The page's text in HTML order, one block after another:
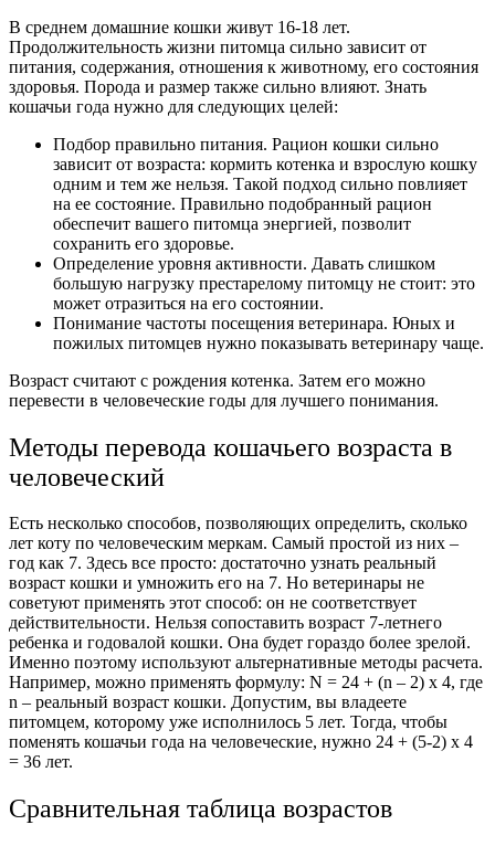
В среднем домашние кошки живут 16-18 лет.
Продолжительность жизни питомца сильно зависит от
питания, содержания, отношения к животному, его состояния
здоровья. Порода и размер также сильно влияют. Знать
кошачьи года нужно для следующих целей:
Подбор правильно питания. Рацион кошки сильно
зависит от возраста: кормить котенка и взрослую кошку
одним и тем же нельзя. Такой подход сильно повлияет
на ее состояние. Правильно подобранный рацион
обеспечит вашего питомца энергией, позволит
сохранить его здоровье.
Определение уровня активности. Давать слишком
большую нагрузку престарелому питомцу не стоит: это
может отразиться на его состоянии.
Понимание частоты посещения ветеринара. Юных и
пожилых питомцев нужно показывать ветеринару чаще.
Возраст считают с рождения котенка. Затем его можно
перевести в человеческие годы для лучшего понимания.
Методы перевода кошачьего возраста в
человеческий
Есть несколько способов, позволяющих определить, сколько
лет коту по человеческим меркам. Самый простой из них –
год как 7. Здесь все просто: достаточно узнать реальный
возраст кошки и умножить его на 7. Но ветеринары не
советуют применять этот способ: он не соответствует
действительности. Нельзя сопоставить возраст 7-летнего
ребенка и годовалой кошки. Она будет гораздо более зрелой.
Именно поэтому используют альтернативные методы расчета.
Например, можно применять формулу: N = 24 + (n – 2) х 4, где
n – реальный возраст кошки. Допустим, вы владеете
питомцем, которому уже исполнилось 5 лет. Тогда, чтобы
поменять кошачьи года на человеческие, нужно 24 + (5-2) х 4
= 36 лет.
Сравнительная таблица возрастов